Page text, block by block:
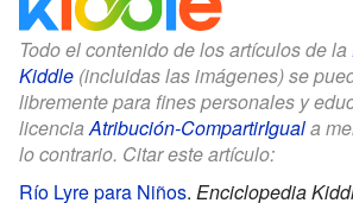
Todo el contenido de los artículos de la
Kiddle (incluidas las imágenes) se
libremente para fines personales y
licenciaAtribución-CompartirIguala
lo contrario. Citar este artículo:
Río Lyre para Niños. Enciclopedia